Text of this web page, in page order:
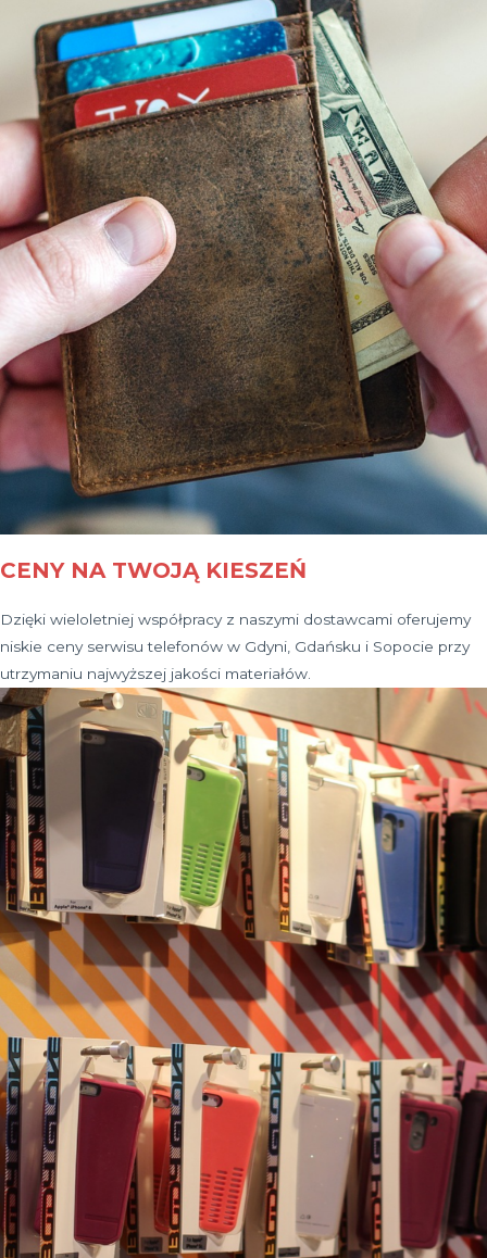
CENY NA TWOJĄ KIESZEŃ
Dzięki wieloletniej współpracy z naszymi dostawcami oferujemy
niskie ceny serwisu telefonów w Gdyni, Gdańsku i Sopocie przy
utrzymaniu najwyższej jakości materiałów.